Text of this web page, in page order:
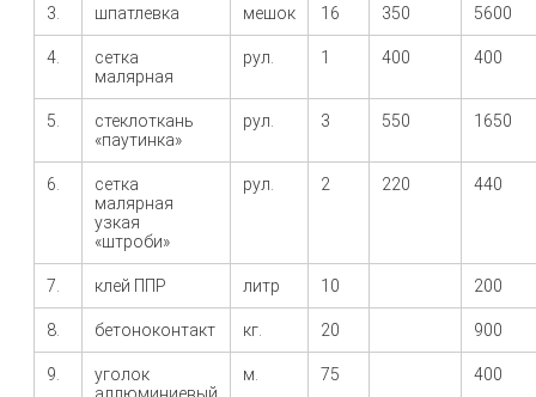
3. шпатлевка мешок 16 350 5600
4.
сетка
малярная
рул. 1 400 400
5.
стеклоткань
«паутинка»
рул. 3 550 1650
6.
сетка
малярная
узкая
«штроби»
рул. 2 220 440
7. клей ППР литр 10 200
8. бетоноконтакт кг. 20 900
9.
уголок
м. 75 400